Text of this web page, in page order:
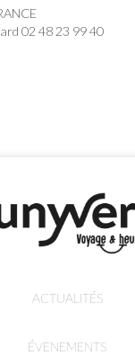
02 48 23 99 40
ACTUALITÉS
ÉVENEMENTS